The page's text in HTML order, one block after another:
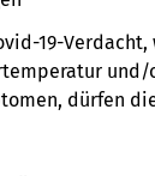
19-Verdacht,
und/
dürfen